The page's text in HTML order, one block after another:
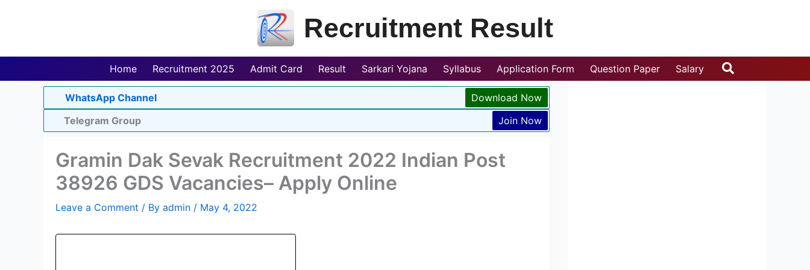
Recruitment Result
Home Recruitment 2025 Admit Card Result Sarkari Yojana Syllabus Application Form Question Paper Salary Search
WhatsApp Channel
Download Now
Telegram Group
Join Now
Gramin Dak Sevak Recruitment 2022 Indian Post
38926 GDS Vacancies– Apply Online
Leave a Comment / By admin / May 4, 2022